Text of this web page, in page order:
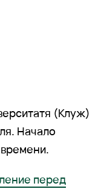
(Клуж)
Начало
перед